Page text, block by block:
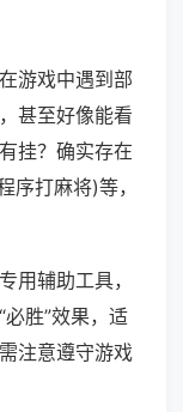
游戏中遇到部
甚至好像能看
挂？确实存在
序打麻将)等，
用辅助工具，
胜”效果，适
注意遵守游戏